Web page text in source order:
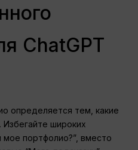
ChatGPT
определяется тем, какие
Избегайте широких
портфолио?”, вместо